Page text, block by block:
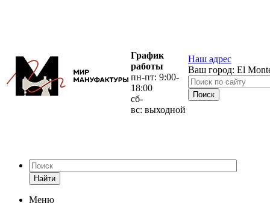
График
работы
пн-пт: 9:00-
18:00
сб-
вс: выходной
Наш адрес
Ваш город: El
Найти
Меню